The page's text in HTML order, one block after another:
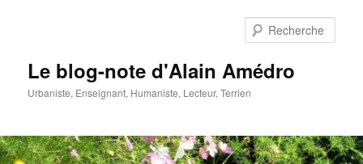
Le blog-note d'Alain Amédro
Urbaniste, Enseignant, Humaniste, Lecteur, Terrien